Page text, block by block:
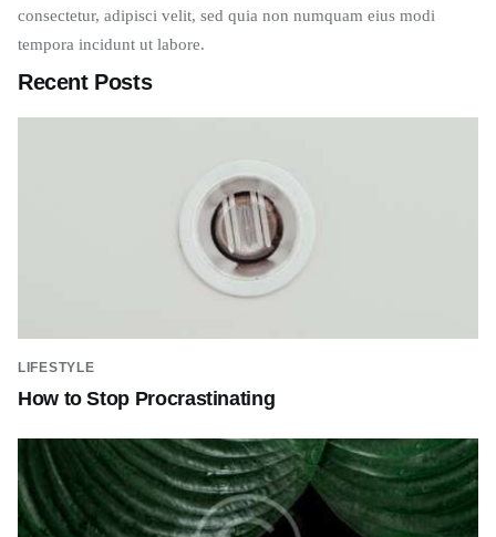
consectetur, adipisci velit, sed quia non numquam eius modi
tempora incidunt ut labore.
Recent Posts
LIFESTYLE
How to Stop Procrastinating